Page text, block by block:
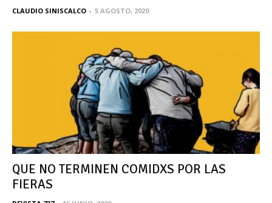
CLAUDIO SINISCALCO - 5 AGOSTO, 2020
QUE NO TERMINEN COMIDXS POR LAS
FIERAS